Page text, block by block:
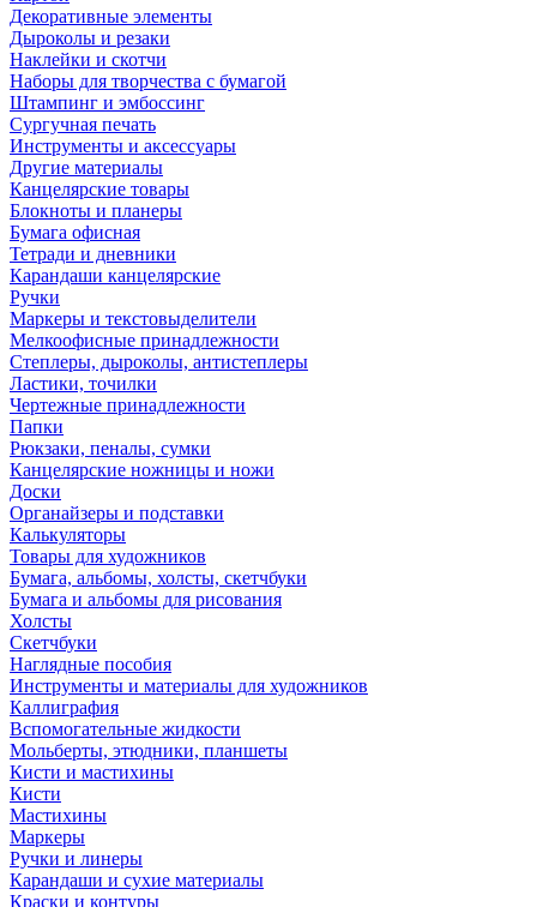
Декоративные элементы
Дыроколы и резаки
Наклейки и скотчи
Наборы для творчества с бумагой
Штампинг и эмбоссинг
Сургучная печать
Инструменты и аксессуары
Другие материалы
Канцелярские товары
Блокноты и планеры
Бумага офисная
Тетради и дневники
Карандаши канцелярские
Ручки
Маркеры и текстовыделители
Мелкоофисные принадлежности
Степлеры, дыроколы, антистеплеры
Ластики, точилки
Чертежные принадлежности
Папки
Рюкзаки, пеналы, сумки
Канцелярские ножницы и ножи
Доски
Органайзеры и подставки
Калькуляторы
Товары для художников
Бумага, альбомы, холсты, скетчбуки
Бумага и альбомы для рисования
Холсты
Скетчбуки
Наглядные пособия
Инструменты и материалы для художников
Каллиграфия
Вспомогательные жидкости
Мольберты, этюдники, планшеты
Кисти и мастихины
Кисти
Мастихины
Маркеры
Ручки и линеры
Карандаши и сухие материалы
Краски и контуры